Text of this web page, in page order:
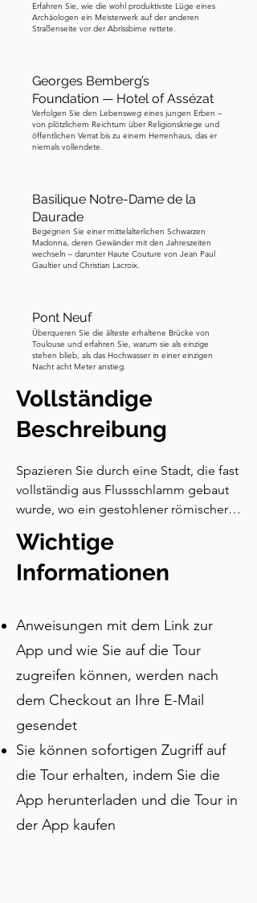
Erfahren Sie, wie die wohl produktivste Lüge eines
Archäologen ein Meisterwerk auf der anderen
Straßenseite vor der Abrissbirne rettete.
Georges Bemberg’s
Foundation — Hotel of Assézat
Verfolgen Sie den Lebensweg eines jungen Erben –
von plötzlichem Reichtum über Religionskriege und
öffentlichen Verrat bis zu einem Herrenhaus, das er
niemals vollendete.
Basilique Notre-Dame de la
Daurade
Begegnen Sie einer mittelalterlichen Schwarzen
Madonna, deren Gewänder mit den Jahreszeiten
wechseln – darunter Haute Couture von Jean Paul
Gaultier und Christian Lacroix.
Pont Neuf
Überqueren Sie die älteste erhaltene Brücke von
Toulouse und erfahren Sie, warum sie als einzige
stehen blieb, als das Hochwasser in einer einzigen
Nacht acht Meter anstieg.
Vollständige
Beschreibung
Spazieren Sie durch eine Stadt, die fast
vollständig aus Flussschlamm gebaut
wurde, wo ein gestohlener römischer
berührten, eine einzige Pflanze
Kaufleute reicher als Könige machte
und die Arbeit eines Architekten an
basierte, selbstgeführte Tour durch
Toulouse verfolgt die Pink City von
ihren römischen Ursprüngen über
Religionskriege und
Aufklärungsgerechtigkeit bis hin zu
den in Haute Couture gekleideten
Madonnas entlang der Garonne.
Wichtige
Informationen
Anweisungen mit dem Link zur
App und wie Sie auf die Tour
zugreifen können, werden nach
dem Checkout an Ihre E-Mail
gesendet
Sie können sofortigen Zugriff auf
die Tour erhalten, indem Sie die
App herunterladen und die Tour in
der App kaufen